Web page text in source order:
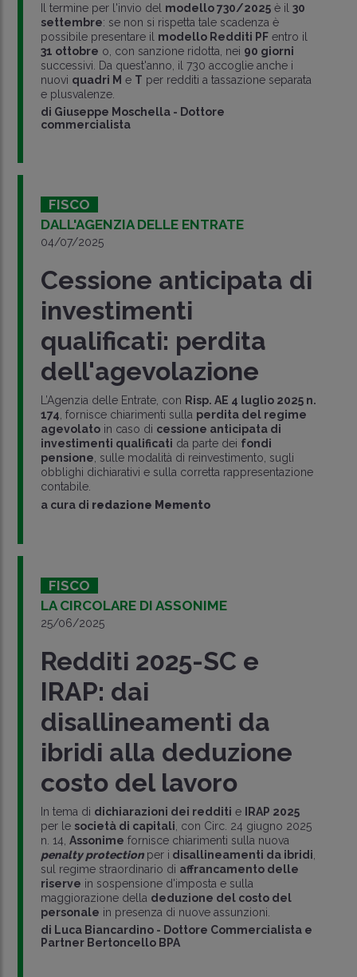
Il termine per l'invio del modello 730/2025è il 30
settembre: se non si rispetta tale scadenza è
possibile presentare il modello Redditi PFentro il
31 ottobre o, con sanzione ridotta, nei 90 giorni
successivi. Da quest'anno, il 730 accoglie anche i
nuovi quadri M e T per redditi a tassazione separata
e plusvalenze.
di Giuseppe Moschella - Dottore
commercialista
FISCO
DALL'AGENZIA DELLE ENTRATE
04/07/2025
Cessione anticipata di
investimenti
qualificati: perdita
dell'agevolazione
L’Agenzia delle Entrate, con Risp. AE 4 luglio 2025 n.
174 , fornisce chiarimenti sulla perdita del regime
agevolatoin caso di cessione anticipata di
investimenti qualificati da parte dei fondi
pensione , sulle modalità di reinvestimento, sugli
obblighi dichiarativi e sulla corretta rappresentazione
contabile.
a cura di redazione Memento
FISCO
LA CIRCOLARE DI ASSONIME
25/06/2025
Redditi 2025-SC e
IRAP: dai
disallineamenti da
ibridi alla deduzione
costo del lavoro
In tema di dichiarazioni dei redditi e
IRAP 2025
per le società di capitali , con Circ. 24 giugno 2025
n. 14, Assonime fornisce chiarimenti sulla nuova
penalty protection per i disallineamenti da ibridi
sul regime straordinario di affrancamento delle
riserve in sospensione d'imposta e sulla
maggiorazione della deduzione del costo del
personale in presenza di nuove assunzioni.
di Luca Biancardino - Dottore Commercialista e
Partner Bertoncello BPA